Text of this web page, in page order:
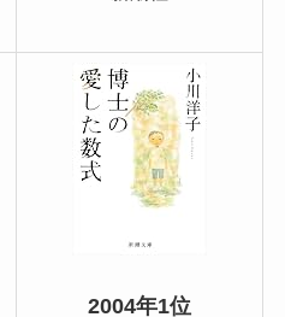
2004年1位